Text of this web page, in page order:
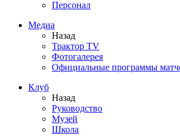
Персонал
Медиа
Назад
Трактор TV
Фотогалерея
Официальные программы
Клуб
Назад
Руководство
Музей
Школа